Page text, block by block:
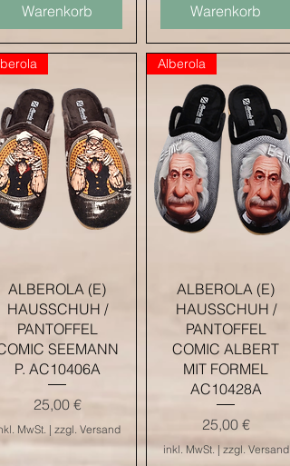
Warenkorb
Warenkorb
Schnellansicht
ALBEROLA (E)
HAUSSCHUH /
PANTOFFEL
SEEMANN
P. AC10406A
Preis
25,00 €
MwSt. | zzgl. Versand
Schnellansicht
Alberola
ALBEROLA (E)
HAUSSCHUH /
PANTOFFEL
COMIC ALBERT
MIT FORMEL
AC10428A
Preis
25,00 €
inkl. MwSt.|zzgl. Versand